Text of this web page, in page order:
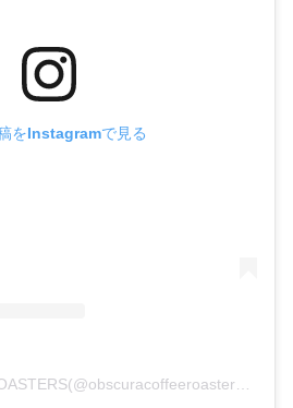
をInstagramで見る
がシェアした投稿